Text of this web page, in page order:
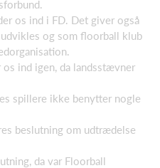
os ind i FD. Det giver også
og som floorball klub
ind igen, da landsstævner
spillere ikke benytter nogle
beslutning om udtrædelse
da var Floorball